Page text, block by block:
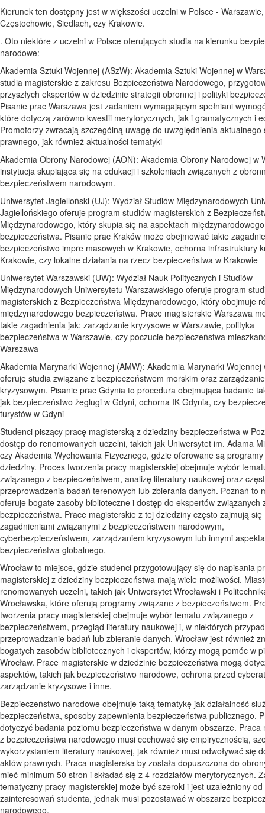
Kierunek ten dostępny jest w większości uczelni w Polsce -
Częstochowie, Siedlach, czy Krakowie.
. Oto niektóre z uczelni w Polsce oferujących studia na kierunku
narodowe:
Akademia Sztuki Wojennej (ASzW): Akademia Sztuki Wojennej w
studia magisterskie z zakresu Bezpieczeństwa Narodowego,
przyszłych ekspertów w dziedzinie strategii obronnej i polityki
Pisanie prac Warszawa jest zadaniem wymagającym spełniani
które dotyczą zarówno kwestii merytorycznych, jak i gramatycznych i
Promotorzy zwracają szczególną uwagę do uwzględnienia aktualnego
prawnego, jak również aktualności tematyki
Akademia Obrony Narodowej (AON): Akademia Obrony Narodowej w
instytucja skupiająca się na edukacji i szkoleniach związanych z
bezpieczeństwem narodowym.
Uniwersytet Jagielloński (UJ): Wydział Studiów Międzynarodowych
Jagiellońskiego oferuje program studiów magisterskich z
Międzynarodowego, który skupia się na aspektach międzynarodowego
bezpieczeństwa. Pisanie prac Kraków może obejmować takie
bezpieczeństwo impre masowych w Krakowie, ochorna infrastruktury
Krakowie, czy lokalne działania na rzecz bezpieczeństwa w Krakowie
Uniwersytet Warszawski (UW): Wydział Nauk Politycznych i Studiów
Międzynarodowych Uniwersytetu Warszawskiego oferuje program
magisterskich z Bezpieczeństwa Międzynarodowego, który obejmuje
międzynarodowego bezpieczeństwa. Prace magisterskie Warszawa
takie zagadnienia jak: zarządzanie kryzysowe w Warszawie, polityka
bezpieczeństwa w Warszawie, czy poczucie bezpieczeństwa
Warszawa
Akademia Marynarki Wojennej (AMW): Akademia Marynarki Wojennej
oferuje studia związane z bezpieczeństwem morskim oraz
kryzysowym. Pisanie prac Gdynia to procedura obejmująca badanie
jak bezpieczeństwo żeglugi w Gdyni, ochorna IK Gdynia, czy
turystów w Gdyni
Studenci piszący pracę magisterską z dziedziny bezpieczeństwa w
dostęp do renomowanych uczelni, takich jak Uniwersytet im. Adama
czy Akademia Wychowania Fizycznego, gdzie oferowane są
dziedziny. Proces tworzenia pracy magisterskiej obejmuje wybór
związanego z bezpieczeństwem, analizę literatury naukowej oraz
przeprowadzenia badań terenowych lub zbierania danych. Poznań to
oferuje bogate zasoby biblioteczne i dostęp do ekspertów związanych
bezpieczeństwa. Prace magisterskie z tej dziedziny często zajmują się
zagadnieniami związanymi z bezpieczeństwem narodowym,
cyberbezpieczeństwem, zarządzaniem kryzysowym lub innymi
bezpieczeństwa globalnego.
Wrocław to miejsce, gdzie studenci przygotowujący się do napisania
magisterskiej z dziedziny bezpieczeństwa mają wiele możliwości.
renomowanych uczelni, takich jak Uniwersytet Wrocławski i
Wrocławska, które oferują programy związane z bezpieczeństwem.
tworzenia pracy magisterskiej obejmuje wybór tematu związanego z
bezpieczeństwem, przegląd literatury naukowej i, w niektórych
przeprowadzanie badań lub zbieranie danych. Wrocław jest również
bogatych zasobów bibliotecznych i ekspertów, którzy mogą pomóc w
Wrocław. Prace magisterskie w dziedzinie bezpieczeństwa mogą
aspektów, takich jak bezpieczeństwo narodowe, ochrona przed
zarządzanie kryzysowe i inne.
Bezpieczeństwo narodowe obejmuje taką tematykę jak działalność
bezpieczeństwa, sposoby zapewnienia bezpieczeństwa publicznego.
dotyczyć badania poziomu bezpieczeństwa w danym obszarze. Praca
z bezpieczeństwa narodowego musi cechować się empirycznością,
wykorzystaniem literatury naukowej, jak również musi odwoływać się
aktów prawnych. Praca magisterska by została dopuszczona do
mieć minimum 50 stron i składać się z 4 rozdziałów merytorycznych.
tematyczny pracy magisterskiej może być szeroki i jest uzależniony od
zainteresowań studenta, jednak musi pozostawać w obszarze
narodowego.